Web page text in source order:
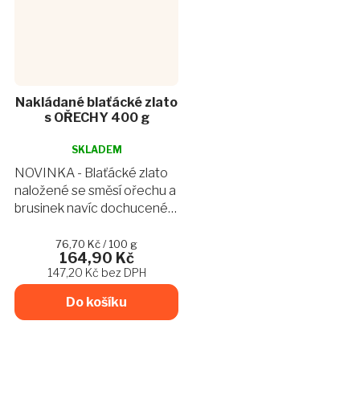
Nakládané blaťácké zlato
s OŘECHY 400 g
produktu
je
4,4
z
hvězdiček.
SKLADEM
147,20 Kč bez DPH
164,90 Kč
Měrná
cena:
76,70 Kč / 100 g
Do košíku
NOVINKA - Blaťácké zlato
naložené se směsí ořechu a
brusinek navíc dochucené
kurkumou která se k
ořechům i sýru hodí přímo
skvěle. Sýr je nakrájen na...